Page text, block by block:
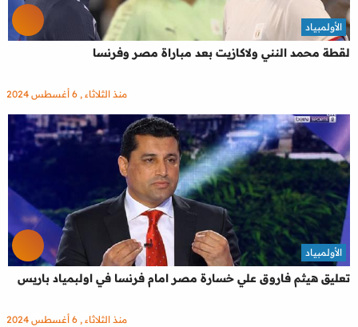
لقطة محمد النني ولاكازيت بعد مباراة مصر وفرنسا
الأولمبياد
منذ الثلاثاء , 6 أغسطس 2024
تعليق هيثم فاروق علي خسارة مصر امام فرنسا في اولبمياد باريس
الأولمبياد
منذ الثلاثاء , 6 أغسطس 2024